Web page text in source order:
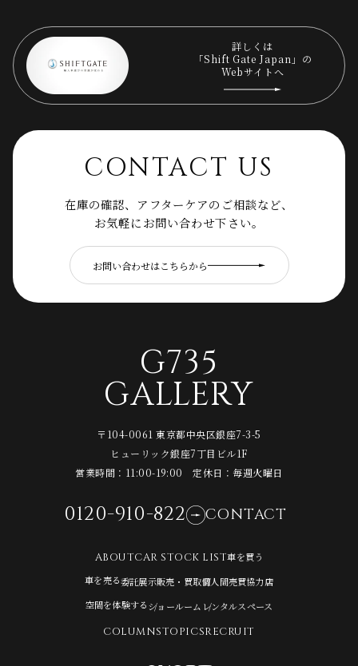
詳しくは
「Shift Gate Japan」の
Webサイトへ
CONTACT US
在庫の確認、アフターケアのご相談など、
お気軽にお問い合わせ下さい。
お問い合わせはこちらから
G735
GALLERY
〒104-0061 東京都中央区銀座7-3-5
ヒューリック銀座7丁目ビル1F
営業時間：11:00-19:00 定休日：毎週火曜日
0120-910-822 CONTACT
ABOUTCAR STOCK LIST車を買う
車を売る委託展示販売・買取個人間売買協力店
空間を体験するショールーム レンタルスペース
COLUMNSTOPICSRECRUIT